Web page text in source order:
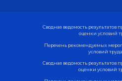
Сводная ведомость результатов
оценки условий
Сводная ведомость результатов
оценки условий
Перечень рекомендуемых
условий